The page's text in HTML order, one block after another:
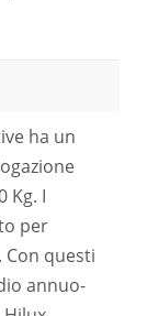
ha un
Kg. I
per
Con questi
annuo-